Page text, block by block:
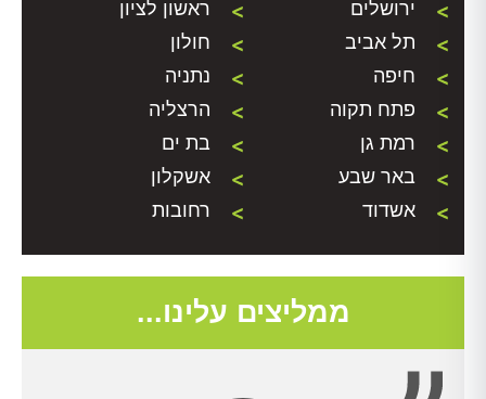
ירושלים
ראשון לציון
תל אביב
חולון
חיפה
נתניה
פתח תקוה
הרצליה
רמת גן
בת ים
באר שבע
אשקלון
אשדוד
רחובות
ממליצים עלינו...